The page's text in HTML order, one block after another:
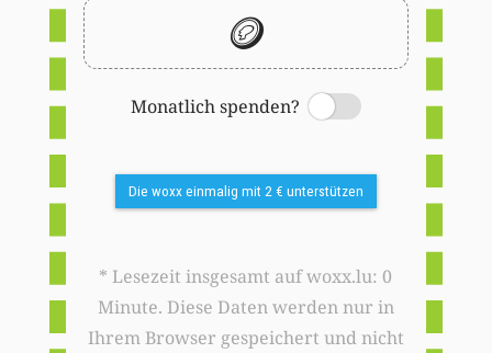
🪙
Monatlich spenden?
Switch
Die woxx einmalig mit 2 € unterstützen
* Lesezeit insgesamt auf woxx.lu: 0
Minute. Diese Daten werden nur in
Ihrem Browser gespeichert und nicht